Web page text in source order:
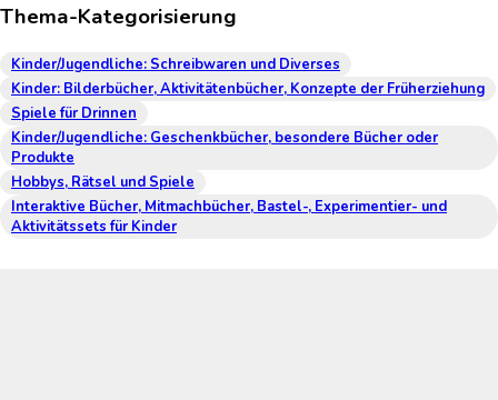
Thema-Kategorisierung
Kinder/Jugendliche: Schreibwaren und Diverses
Kinder: Bilderbücher, Aktivitätenbücher, Konzepte der Früherziehung
Spiele für Drinnen
Kinder/Jugendliche: Geschenkbücher, besondere Bücher oder
Produkte
Hobbys, Rätsel und Spiele
Interaktive Bücher, Mitmachbücher, Bastel-, Experimentier- und
Aktivitätssets für Kinder